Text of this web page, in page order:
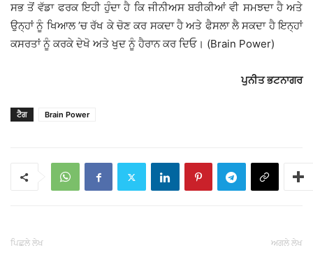
ਸਭ ਤੋਂ ਵੱਡਾ ਫਰਕ ਇਹੀ ਹੁੰਦਾ ਹੈ ਕਿ ਜੀਨੀਅਸ ਬਰੀਕੀਆਂ ਵੀ ਸਮਝਦਾ ਹੈ ਅਤੇ
ਉਨ੍ਹਾਂ ਨੂੰ ਖਿਆਲ ’ਚ ਰੱਖ ਕੇ ਚੋਣ ਕਰ ਸਕਦਾ ਹੈ ਅਤੇ ਫੈਸਲਾ ਲੈ ਸਕਦਾ ਹੈ ਇਨ੍ਹਾਂ
ਕਸਰਤਾਂ ਨੂੰ ਕਰਕੇ ਦੇਖੋ ਅਤੇ ਖੁਦ ਨੂੰ ਹੈਰਾਨ ਕਰ ਦਿਓ। (Brain Power)
ਪੁਨੀਤ ਭਟਨਾਗਰ
ਟੈਗ Brain Power
ਪਿਛਲੇ ਲੇਖ ਅਗਲੇ ਲੇਖ